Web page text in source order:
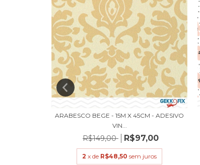
ARABESCO BEGE - 15M X 45CM - ADESIVO
VIN...
R$149,00 R$97,00
2 x de R$48,50 sem juros